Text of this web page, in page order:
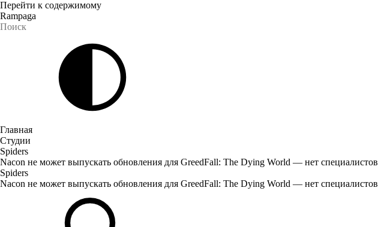
Перейти к содержимому
Rampaga
Главная
Студии
Spiders
Nacon не может выпускать обновления для GreedFall: The Dying World — нет специалистов
Spiders
Nacon не может выпускать обновления для GreedFall: The Dying World — нет специалистов